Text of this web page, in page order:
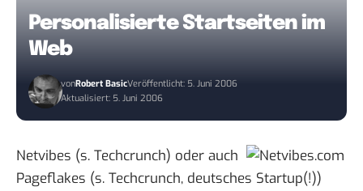
Personalisierte Startseiten im
Web
vonRobert BasicVeröffentlicht: 5. Juni 2006
Aktualisiert: 5. Juni 2006
Netvibes (s. Techcrunch) oder auch
Pageflakes (s. Techcrunch, deutsches Startup(!))